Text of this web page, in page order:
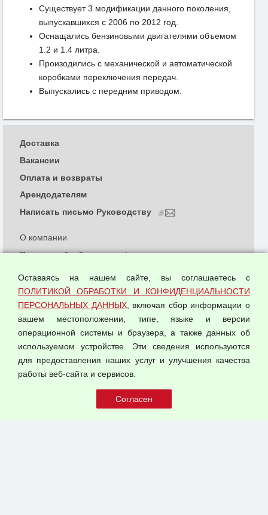
Существует 3 модификации данного поколения,
выпускавшихся с 2006 по 2012 год.
Оснащались бензиновыми двигателями объемом
1.2 и 1.4 литра.
Произодились с механической и автоматической
коробками переключения передач.
Выпускались с передним приводом.
© 2026 ООО "Феникс"
О компании
Политика обработки и конфиденциальности
Согласием на обработку персональных данных
Оферта оптовой купли-продажи
Публичная оферта
Доставка
Вакансии
Оплата и возвраты
Арендодателям
Написать письмо Руководству
Оставаясь на нашем сайте, вы соглашаетесь с
ПОЛИТИКОЙ ОБРАБОТКИ И КОНФИДЕНЦИАЛЬНОСТИ
ПЕРСОНАЛЬНЫХ ДАННЫХ, включая сбор информации о
вашем местоположении, типе, языке и версии
операционной системы и браузера, а также данных об
используемом устройстве. Эти сведения используются
для предоставления наших услуг и улучшения качества
работы веб-сайта и сервисов.